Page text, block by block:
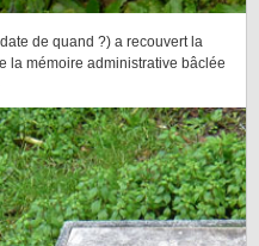
de quand ?) a recouvert la
la mémoire administrative bâclée